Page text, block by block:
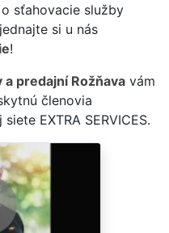
sťahovacie služby
si u nás
!
predajní Rožňava vám
členovia
EXTRA SERVICES.